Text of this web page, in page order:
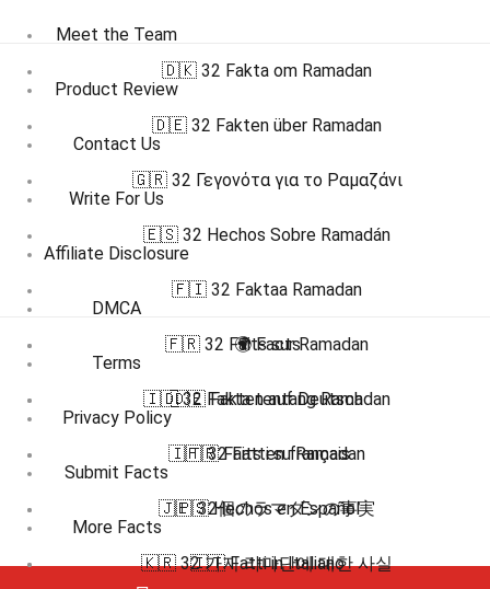
Meet the Team
Product Review
Contact Us
Write For Us
Affiliate Disclosure
DMCA
Terms
Privacy Policy
Submit Facts
More Facts
🇩🇰 32 Fakta om Ramadan
🇩🇪 32 Fakten über Ramadan
🇬🇷 32 Γεγονότα για το Ραμαζάνι
🇪🇸 32 Hechos Sobre Ramadán
🇫🇮 32 Faktaa Ramadan
🇫🇷 32 Faits sur Ramadan
🇮🇩 32 Fakta tentang Ramadan
🇮🇹 32 Fatti su Ramadan
🇯🇵 32個のラマダンの事実
🇰🇷 32 가지 라마단에 대한 사실
🌍 Facts
🇩🇪 Fakten auf Deutsch
🇫🇷 Faits en français
🇪🇸 Hechos en Español
🇮🇹 Fatti in Italiano